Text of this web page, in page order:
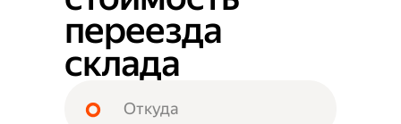
переезда
склада